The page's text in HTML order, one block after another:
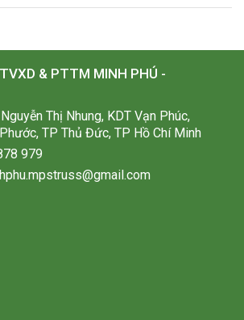
& PTTM MINH PHÚ -
Thị Nhung, KDT Vạn Phúc,
TP Thủ Đức, TP Hồ Chí Minh
979